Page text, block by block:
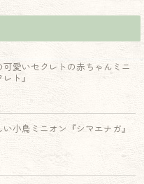
可愛いセクレトの赤ちゃんミニ
ト』
小鳥ミニオン『シマエナガ』